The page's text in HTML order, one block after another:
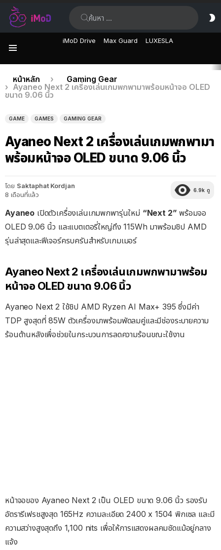
iMoD Drive Max Guard LUXESLA
เรื่อง
ล่าสุด
คุณอยู่ที่นี่:
หน้าหลัก
Gaming Gear
Ayaneo Next 2 เครื่องเล่นเกมพกพามาพร้อมหน้าจอ OLED
ขนาด 9.06 นิ้ว
GAME GAMES GAMING GEAR
Ayaneo Next 2 เครื่องเล่นเกมพกพามา
พร้อมหน้าจอ OLED ขนาด 9.06 นิ้ว
โดย Saktaphat Kordjan
8 เดือนที่แล้ว
6.9k ดู
Ayaneo เปิดตัวเครื่องเล่นเกมพกพารุ่นใหม่ “Next 2” พร้อมจอ
OLED 9.06 นิ้ว และแบตเตอรี่ใหญ่ถึง 115Wh มาพร้อมชิป AMD
รุ่นล่าสุดและฟีเจอร์ครบครันสำหรับเกมเมอร์
Ayaneo Next 2 เครื่องเล่นเกมพกพามาพร้อม
หน้าจอ OLED ขนาด 9.06 นิ้ว
Ayaneo Next 2 ใช้ชิป AMD Ryzen AI Max+ 395 ซึ่งมีค่า
TDP สูงสุดที่ 85W ตัวเครื่องมาพร้อมพัดลมคู่และมีช่องระบายความ
ร้อนด้านหลังเพื่อช่วยในกระบวนการลดความร้อนขณะใช้งาน
หน้าจอของ Ayaneo Next 2 เป็น OLED ขนาด 9.06 นิ้ว รองรับ
อัตรารีเฟรชสูงสุด 165Hz ความละเอียด 2400 x 1504 พิกเซล และมี
ความสว่างสูงสุดถึง 1,100 nits เพื่อให้การแสดงผลคมชัดแม้อยู่กลาง
แจ้ง